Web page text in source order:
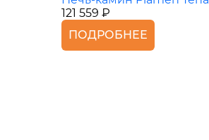
121 559 ₽
ПОДРОБНЕЕ